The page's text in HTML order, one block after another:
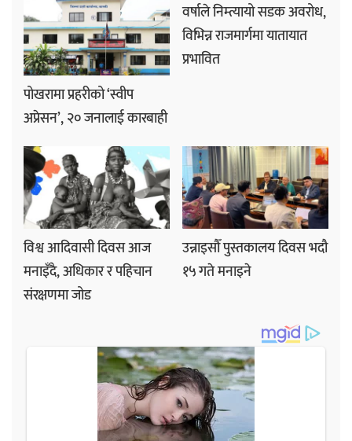
पोखरामा प्रहरीको ‘स्वीप
अप्रेसन’, २० जनालाई कारबाही
वर्षाले निम्त्यायो सडक अवरोध,
विभिन्न राजमार्गमा यातायात
प्रभावित
विश्व आदिवासी दिवस आज
मनाइँदै, अधिकार र पहिचान
संरक्षणमा जोड
उन्नाइसौँ पुस्तकालय दिवस भदौ
१५ गते मनाइने